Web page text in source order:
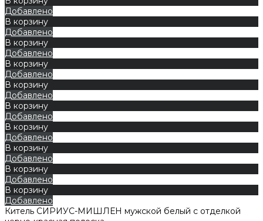
Добавлено
В корзину
Добавлено
В корзину
Добавлено
В корзину
Добавлено
В корзину
Добавлено
В корзину
Добавлено
В корзину
Добавлено
В корзину
Добавлено
В корзину
Добавлено
В корзину
Добавлено
Китель СИРИУС-МИШЛЕН мужской белый с отделкой